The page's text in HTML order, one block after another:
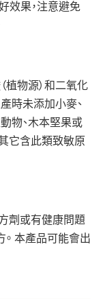
效果，注意避免
植物源）和二氧化
時未添加小麥、
動物、木本堅果或
它含此類致敏原
劑或有健康問題
。 本產品可能會出